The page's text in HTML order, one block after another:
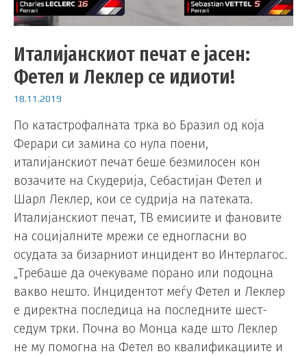
Италијанскиот печат е јасен:
Фетел и Леклер се идиоти!
18.11.2019
По катастрофалната трка во Бразил од која
Ферари си замина со нула поени,
италијанскиот печат беше безмилосен кон
возачите на Скудерија, Себастијан Фетел и
Шарл Леклер, кои се судрија на патеката.
Италијанскиот печат, ТВ емисиите и фановите
на социјалните мрежи се едногласни во
осудата за бизарниот инцидент во Интерлагос.
„Требаше да очекуваме порано или подоцна
вакво нешто. Инцидентот меѓу Фетел и Леклер
е директна последица на последните шест-
седум трки. Почна во Монца каде што Леклер
не му помогна на Фетел во квалификациите и